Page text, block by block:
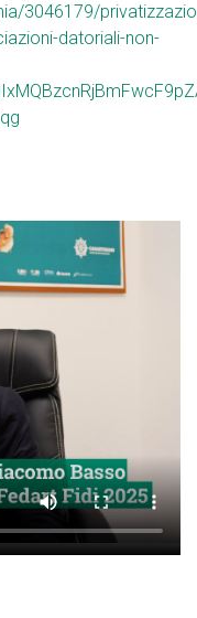
3046179/
datoriali-non-